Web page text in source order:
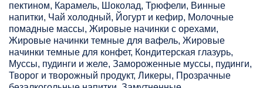
пектином, Карамель, Шоколад, Трюфели, Винные
напитки, Чай холодный, Йогурт и кефир, Молочные
помадные массы, Жировые начинки с орехами,
Жировые начинки темные для вафель, Жировые
начинки темные для конфет, Кондитерская глазурь,
Муссы, пудинги и желе, Замороженные муссы, пудинги,
Творог и творожный продукт, Ликеры, Прозрачные